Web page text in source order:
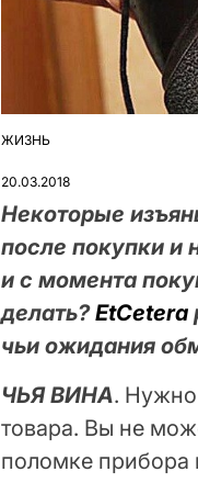
ОПУБЛІКУВАТИ
ЖИЗНЬ
20.03.2018
Некоторые
после покупки и
и с момента
делать?EtCetera
чьи ожидания
ЧЬЯ ВИНА. Нужно
товара. Вы не
поломке прибора